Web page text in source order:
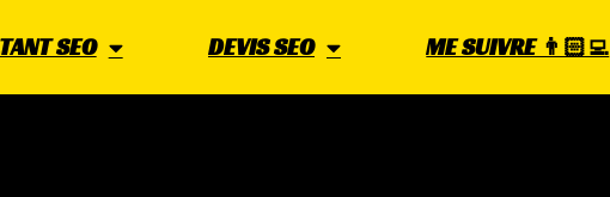
SEO DEVIS SEO ME SUIVRE 👨🏻‍💻